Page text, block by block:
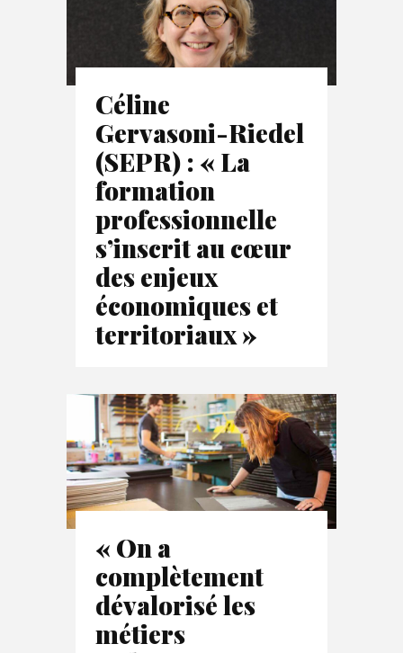
Céline
Gervasoni-Riedel
(SEPR) : « La
formation
professionnelle
s’inscrit au cœur
des enjeux
économiques et
territoriaux »
« On a
complètement
dévalorisé les
métiers